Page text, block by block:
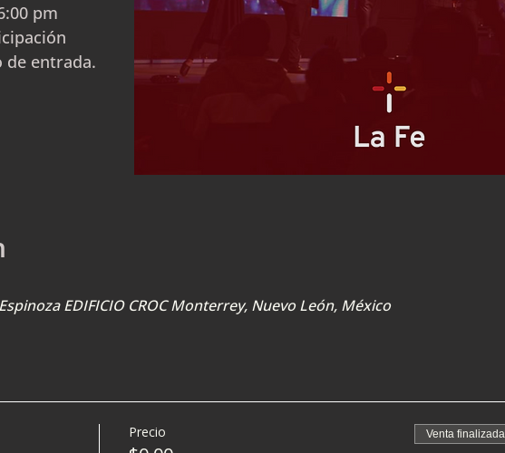
pm
entrada.
EDIFICIO CROC Monterrey, Nuevo León, México
Precio Venta finalizada